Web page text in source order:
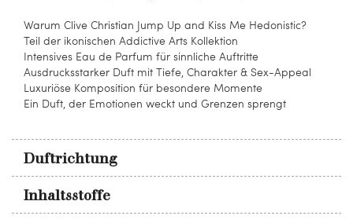
Warum Clive Christian Jump Up and Kiss Me Hedonistic?
Teil der ikonischen Addictive Arts Kollektion
Intensives Eau de Parfum für sinnliche Auftritte
Ausdrucksstarker Duft mit Tiefe, Charakter & Sex-Appeal
Luxuriöse Komposition für besondere Momente
Ein Duft, der Emotionen weckt und Grenzen sprengt
Duftrichtung
Inhaltsstoffe